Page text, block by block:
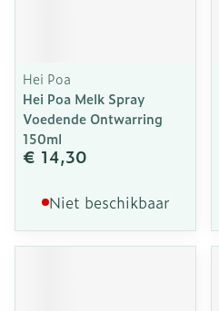
Hei Poa
Hei Poa Melk Spray
Voedende Ontwarring
150ml
€ 14,30
Niet beschikbaar